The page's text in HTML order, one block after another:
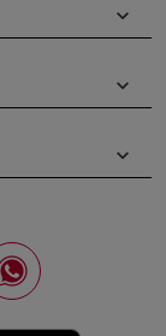
keyboard_arrow_down
keyboard_arrow_down
keyboard_arrow_down